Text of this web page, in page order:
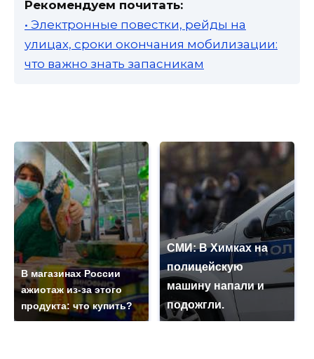
Рекомендуем почитать:
• Электронные повестки, рейды на
улицах, сроки окончания мобилизации:
что важно знать запасникам
В магазинах России
ажиотаж из-за этого
продукта: что купить?
СМИ: В Химках на
полицейскую
машину напали и
подожгли.